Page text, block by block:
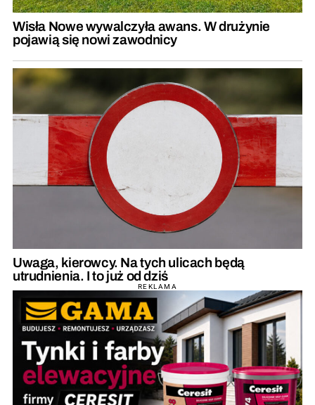
Wisła Nowe wywalczyła awans. W drużynie
pojawią się nowi zawodnicy
Uwaga, kierowcy. Na tych ulicach będą
utrudnienia. I to już od dziś
REKLAMA